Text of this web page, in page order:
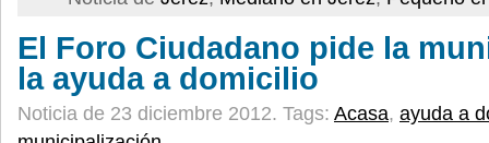
El Foro Ciudadano pide la
la ayuda a domicilio
Noticia de 23 diciembre 2012. Tags: Acasa, ayuda a